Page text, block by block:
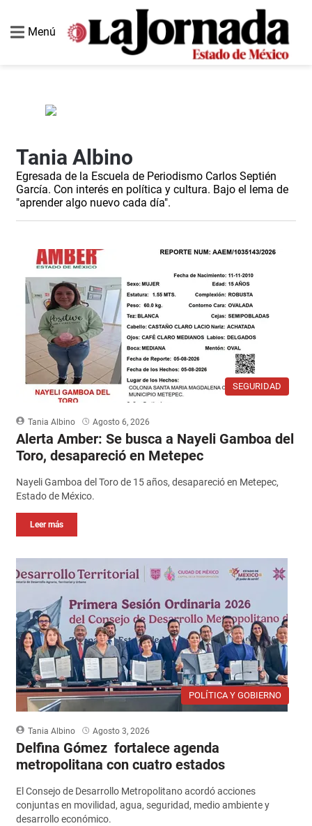
Menú
Tania Albino
Egresada de la Escuela de Periodismo Carlos Septién
García. Con interés en política y cultura. Bajo el lema de
"aprender algo nuevo cada día".
SEGURIDAD
Tania Albino Agosto 6, 2026
Alerta Amber: Se busca a Nayeli Gamboa del
Toro, desapareció en Metepec
Nayeli Gamboa del Toro de 15 años, desapareció en Metepec,
Estado de México.
Leer más
POLÍTICA Y GOBIERNO
Tania Albino Agosto 3, 2026
Delfina Gómez fortalece agenda
metropolitana con cuatro estados
El Consejo de Desarrollo Metropolitano acordó acciones
conjuntas en movilidad, agua, seguridad, medio ambiente y
desarrollo económico.